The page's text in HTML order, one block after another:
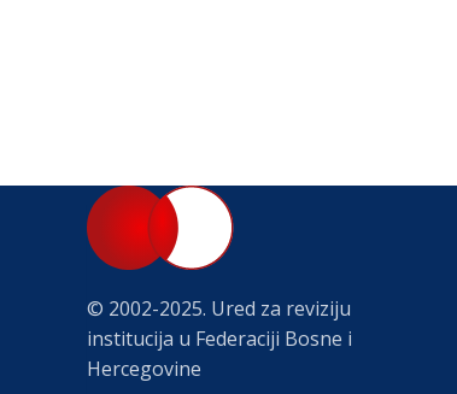
© 2002-2025. Ured za reviziju
institucija u Federaciji Bosne i
Hercegovine